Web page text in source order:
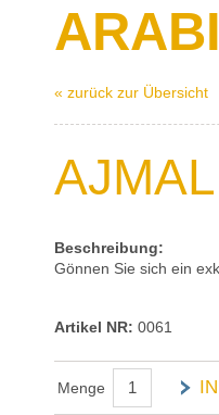
« zurück zur Übersicht
Beschreibung:
Gönnen Sie sich ein
Artikel NR: 0061
Menge